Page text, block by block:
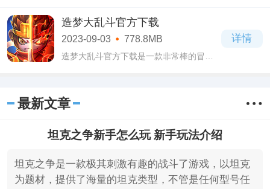
游，该作延续了造梦系列的剧情，同时又
进行了创新，让玩家们体验到全新的游戏
体验，玩起
造梦大乱斗官方下载
2023-09-03 778.8MB
造梦大乱斗官方下载是一款非常棒的冒险
的，可
详情
最新文章
坦克之争新手怎么玩 新手玩法介绍
坦克之争是一款极其刺激有趣的战斗了游戏，以坦克
为题材，提供了海量的坦克类型，不管是任何型号任